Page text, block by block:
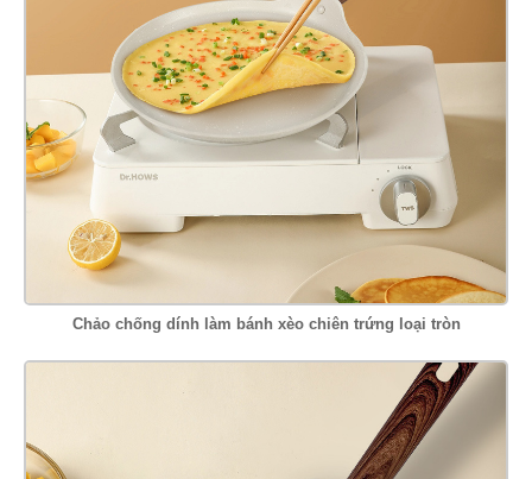
Chảo chống dính làm bánh xèo chiên trứng loại tròn